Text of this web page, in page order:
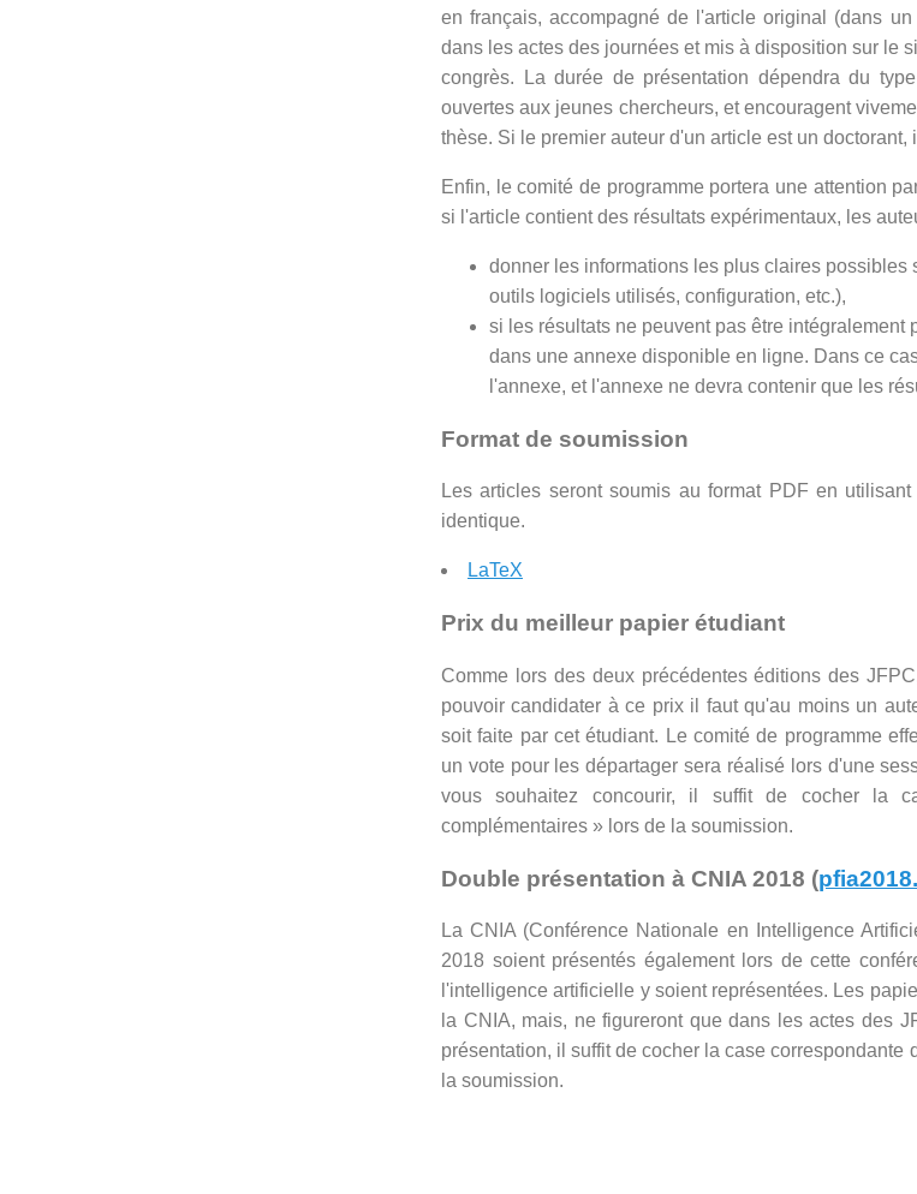
en français, accompagné de l'article original (dans
dans les actes des journées et mis à disposition sur le
congrès. La durée de présentation dépendra du
ouvertes aux jeunes chercheurs, et encouragent
thèse. Si le premier auteur d'un article est un
Enfin, le comité de programme portera une attention
si l'article contient des résultats expérimentaux, les
donner les informations les plus claires
outils logiciels utilisés, configuration, etc.),
si les résultats ne peuvent pas être
dans une annexe disponible en ligne. Dans ce
l'annexe, et l'annexe ne devra contenir que les
Format de soumission
Les articles seront soumis au format PDF en
identique.
LaTeX
Prix du meilleur papier étudiant
Comme lors des deux précédentes éditions des
pouvoir candidater à ce prix il faut qu'au moins un
soit faite par cet étudiant. Le comité de programme
un vote pour les départager sera réalisé lors d'une
vous souhaitez concourir, il suffit de cocher la
complémentaires » lors de la soumission.
Double présentation à CNIA 2018 (
La CNIA (Conférence Nationale en Intelligence
2018 soient présentés également lors de cette
l'intelligence artificielle y soient représentées. Les
la CNIA, mais, ne figureront que dans les actes des
présentation, il suffit de cocher la case
la soumission.